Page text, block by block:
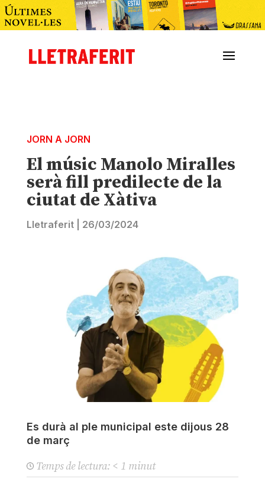
JORN A JORN
El músic Manolo Miralles
serà fill predilecte de la
ciutat de Xàtiva
Lletraferit| 26/03/2024
Es durà al ple municipal este dijous 28
de març
Temps de lectura: < 1 minut